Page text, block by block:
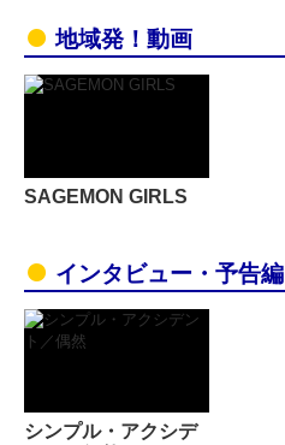
地域発！動画
SAGEMON GIRLS
インタビュー・予告編
シンプル・アクシデ